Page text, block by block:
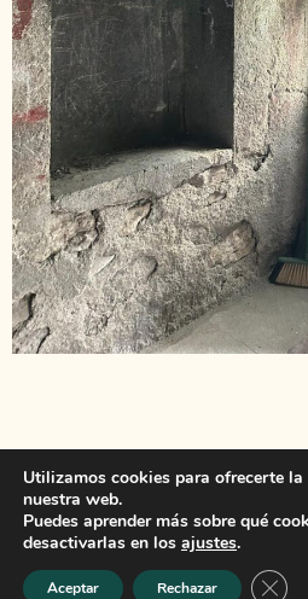
Compartir
Utilizamos cookies para ofrecerte la
nuestra web.
Puedes aprender más sobre qué
desactivarlas en los ajustes.
Aceptar Rechazar